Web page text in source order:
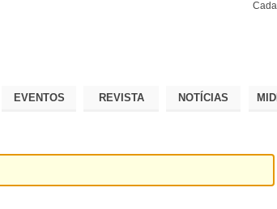
EVENTOS REVISTA NOTÍCIAS